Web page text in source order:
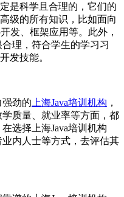
是科学且合理的，它们的
级的所有知识，比如面向
开发、框架应用等。此外，
理，符合学生的学习习
发技能。
劲的 上海Java培训机构 ，
质量、就业率等方面，都
选择上海Java培训机构
内人士等方式，去评估其